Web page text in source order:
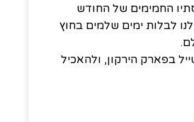
החמימים של החודש
לבלות ימים שלמים בחוץ
בפארק הירקון, ולהאכיל